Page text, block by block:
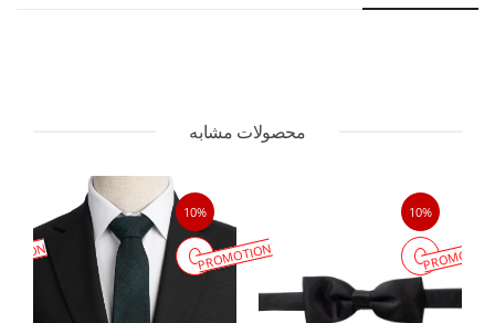
محصولات مشابه
10%
10%
PROMOTION